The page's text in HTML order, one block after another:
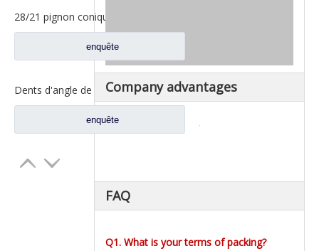
enquête
Dents d'angle de bassin d'essieu arrière pour pièces de rechange AZ9981320157 de camion de Sinotruk Howo AC16
enquête
Company advantages
FAQ
Q1. What is your terms of packing?